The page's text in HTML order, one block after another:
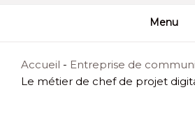
Menu
Accueil - Entreprise de
Le métier de chef de projet